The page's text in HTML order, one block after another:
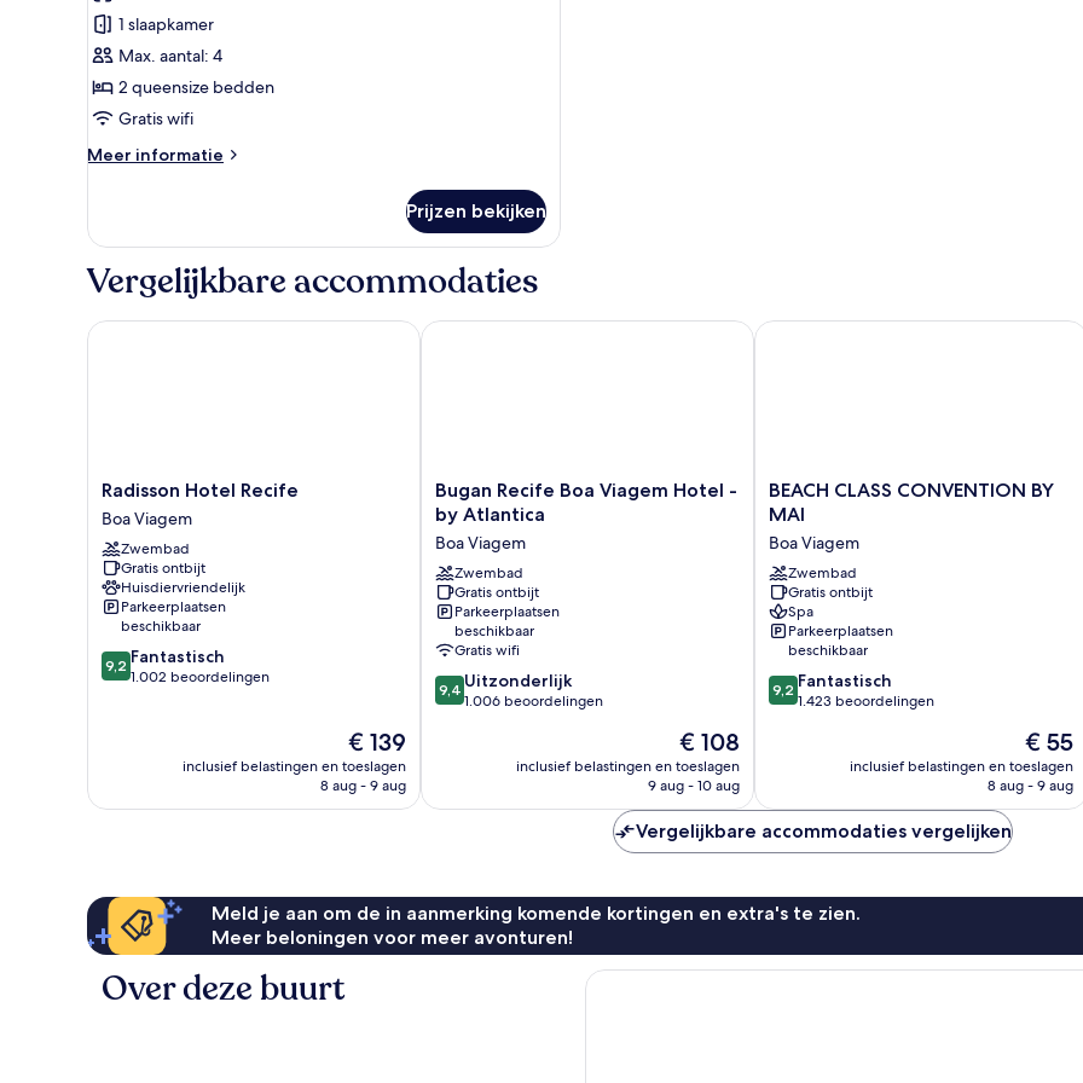
laden
1 slaapkamer
Max. aantal: 4
2 queensize bedden
Gratis wifi
Meer informatie
Meer
studio
Prijzen bekijken
Vergelijkbare accommodaties
Radisson
Hotel
Recife
Boa
Viagem
Radisson Hotel Recife
Boa Viagem
Zwembad
Gratis ontbijt
Huisdiervriendelijk
Parkeerplaatsen
beschikbaar
9.2
van
beoordelingen
9,2 Fantastisch
1.002 beoordelingen
De
prijs
is
€ 139
inclusief belastingen en toeslagen
8 aug - 9 aug
Radisson Hotel Recife
Bugan
Recife
Boa
Viagem
Hotel
-
by
Atlantica
Boa
Viagem
Bugan Recife Boa Viagem Hotel -
by Atlantica
Boa Viagem
Zwembad
Gratis ontbijt
Parkeerplaatsen
beschikbaar
Gratis wifi
9.4
van
9,4 Uitzonderlijk
1.006 beoordelingen
De
prijs
is
€ 108
inclusief belastingen en toeslagen
9 aug - 10 aug
Bugan Recife Boa Viagem Hotel - by Atlantica
BEACH
CLASS
BY
MAI
Boa
Viagem
BEACH CLASS CONVENTION BY
MAI
Boa Viagem
Zwembad
Gratis ontbijt
Spa
Parkeerplaatsen
beschikbaar
9.2
van
9,2 Fantastisch
1.423 beoordelingen
De
prijs
is
€ 55
inclusief belastingen en toeslagen
8 aug - 9 aug
BEACH CLASS CONVENTION BY MAI
Vergelijkbare accommodaties vergelijken
Meld je aan om de in aanmerking komende kortingen en extra's te zien.
Meer beloningen voor meer avonturen!
Over deze buurt